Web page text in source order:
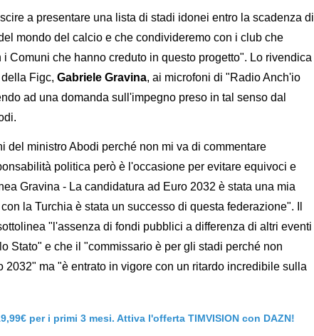
a presentare una lista di stadi idonei entro la scadenza di
mondo del calcio e che condivideremo con i club che
Comuni che hanno creduto in questo progetto". Lo rivendica
Figc, Gabriele Gravina, ai microfoni di "Radio Anch'io
ad una domanda sull'impegno preso in tal senso dal
del ministro Abodi perché non mi va di commentare
politica però è l'occasione per evitare equivoci e
Gravina - La candidatura ad Euro 2032 è stata una mia
la Turchia è stata un successo di questa federazione". Il
"l'assenza di fondi pubblici a differenza di altri eventi
Stato" e che il "commissario è per gli stadi perché non
2032" ma "è entrato in vigore con un ritardo incredibile sulla
per i primi 3 mesi. Attiva l'offerta TIMVISION con DAZN!